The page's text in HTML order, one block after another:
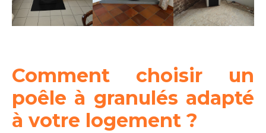
Comment choisir un
poêle à granulés adapté
à votre logement ?